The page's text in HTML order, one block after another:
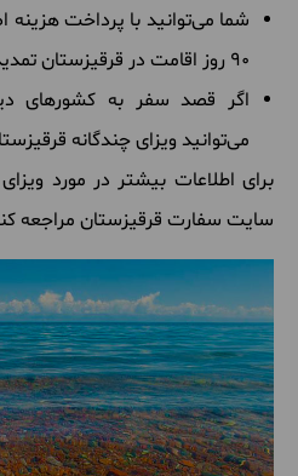
90 روز اقامت در قرقیزستان تمدید کنید.
اگر قصد سفر به کشورهای
می‌توانید ویزای چندگانه
برای اطلاعات بیشتر در مورد
سایت سفارت قرقیزستان مراجعه